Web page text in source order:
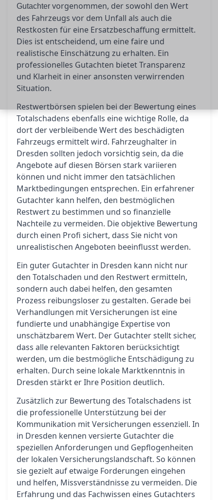
Gutachter vorgenommen, der sowohl den Wert
des Fahrzeugs vor dem Unfall als auch die
Restkosten für eine Ersatzbeschaffung ermittelt.
Dies ist entscheidend, um eine faire und
realistische Einschätzung zu erhalten. Ein
professionelles Gutachten bietet Transparenz
und Klarheit in einer ansonsten verwirrenden
Situation.
Restwertbörsen spielen bei der Bewertung eines
Totalschadens ebenfalls eine wichtige Rolle, da
dort der verbleibende Wert des beschädigten
Fahrzeugs ermittelt wird. Fahrzeughalter in
Dresden sollten jedoch vorsichtig sein, da die
Angebote auf diesen Börsen stark variieren
können und nicht immer den tatsächlichen
Marktbedingungen entsprechen. Ein erfahrener
Gutachter kann helfen, den bestmöglichen
Restwert zu bestimmen und so finanzielle
Nachteile zu vermeiden. Die objektive Bewertung
durch einen Profi sichert, dass Sie nicht von
unrealistischen Angeboten beeinflusst werden.
Ein guter Gutachter in Dresden kann nicht nur
den Totalschaden und den Restwert ermitteln,
sondern auch dabei helfen, den gesamten
Prozess reibungsloser zu gestalten. Gerade bei
Verhandlungen mit Versicherungen ist eine
fundierte und unabhängige Expertise von
unschätzbarem Wert. Der Gutachter stellt sicher,
dass alle relevanten Faktoren berücksichtigt
werden, um die bestmögliche Entschädigung zu
erhalten. Durch seine lokale Marktkenntnis in
Dresden stärkt er Ihre Position deutlich.
Zusätzlich zur Bewertung des Totalschadens ist
die professionelle Unterstützung bei der
Kommunikation mit Versicherungen essenziell. In
in Dresden kennen versierte Gutachter die
speziellen Anforderungen und Gepflogenheiten
der lokalen Versicherungslandschaft. So können
sie gezielt auf etwaige Forderungen eingehen
und helfen, Missverständnisse zu vermeiden. Die
Erfahrung und das Fachwissen eines Gutachters